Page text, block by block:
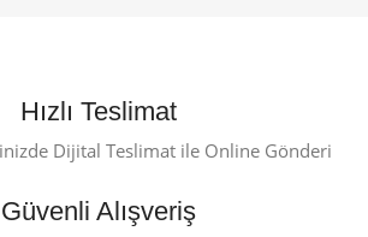
Hızlı Teslimat
Dijital Teslimat ile Online Gönderi
Güvenli Alışveriş